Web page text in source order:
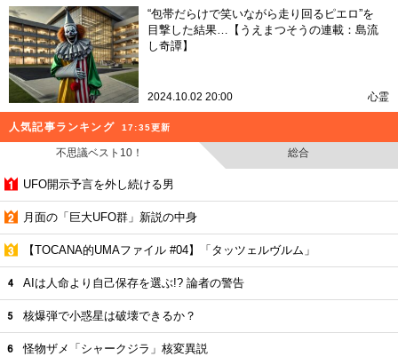
“包帯だらけで笑いながら走り回るピエロ”を
目撃した結果…【うえまつそうの連載：島流
し奇譚】
2024.10.02 20:00 心霊
人気記事ランキング 17:35更新
不思議ベスト10！ 総合
UFO開示予言を外し続ける男
月面の「巨大UFO群」新説の中身
【TOCANA的UMAファイル #04】「タッツェルヴルム」
AIは人命より自己保存を選ぶ!? 論者の警告
核爆弾で小惑星は破壊できるか？
怪物ザメ「シャークジラ」核変異説